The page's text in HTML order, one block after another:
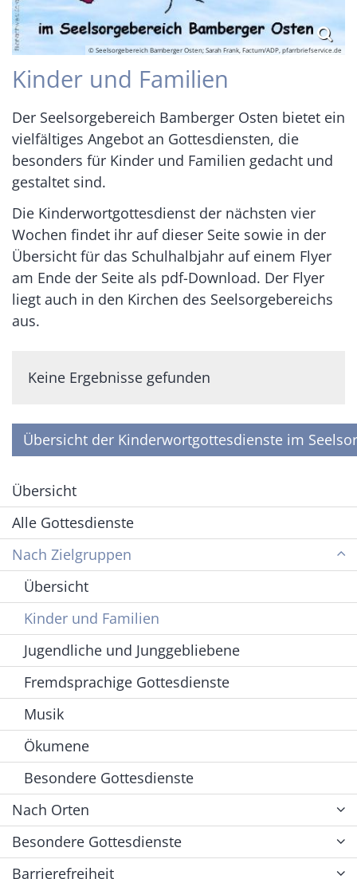
© Seelsorgebereich Bamberger Osten; Sarah Frank, Factum/ADP, pfarrbriefservice.de
Kinder und Familien
Der Seelsorgebereich Bamberger Osten bietet ein
vielfältiges Angebot an Gottesdiensten, die
besonders für Kinder und Familien gedacht und
gestaltet sind.
Die Kinderwortgottesdienst der nächsten vier
Wochen findet ihr auf dieser Seite sowie in der
Übersicht für das Schulhalbjahr auf einem Flyer
am Ende der Seite als pdf-Download. Der Flyer
liegt auch in den Kirchen des Seelsorgebereichs
aus.
Keine Ergebnisse gefunden
Übersicht der Kinderwortgottesdienste im
Übersicht
Alle Gottesdienste
Nach Zielgruppen
Übersicht
Kinder und Familien
Jugendliche und Junggebliebene
Fremdsprachige Gottesdienste
Musik
Ökumene
Besondere Gottesdienste
Nach Orten
Besondere Gottesdienste
Barrierefreiheit